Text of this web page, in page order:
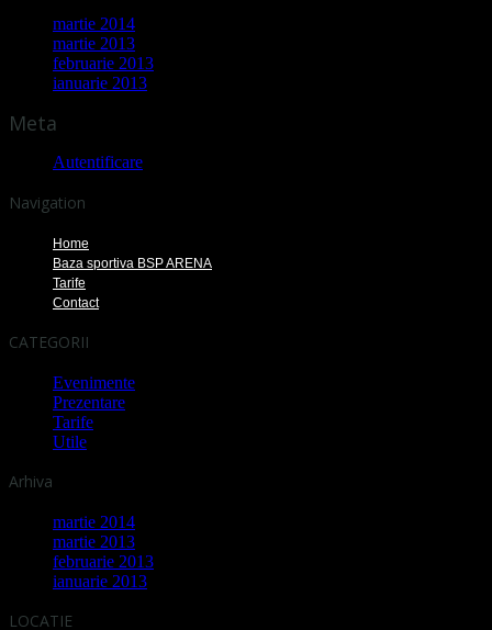
martie 2014
martie 2013
februarie 2013
ianuarie 2013
Meta
Autentificare
Navigation
Home
Baza sportiva BSP ARENA
Tarife
Contact
CATEGORII
Evenimente
Prezentare
Tarife
Utile
Arhiva
martie 2014
martie 2013
februarie 2013
ianuarie 2013
LOCATIE